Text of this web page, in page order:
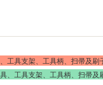
工具支架、工具柄、扫帚及刷
、工具支架、工具柄、扫帚及